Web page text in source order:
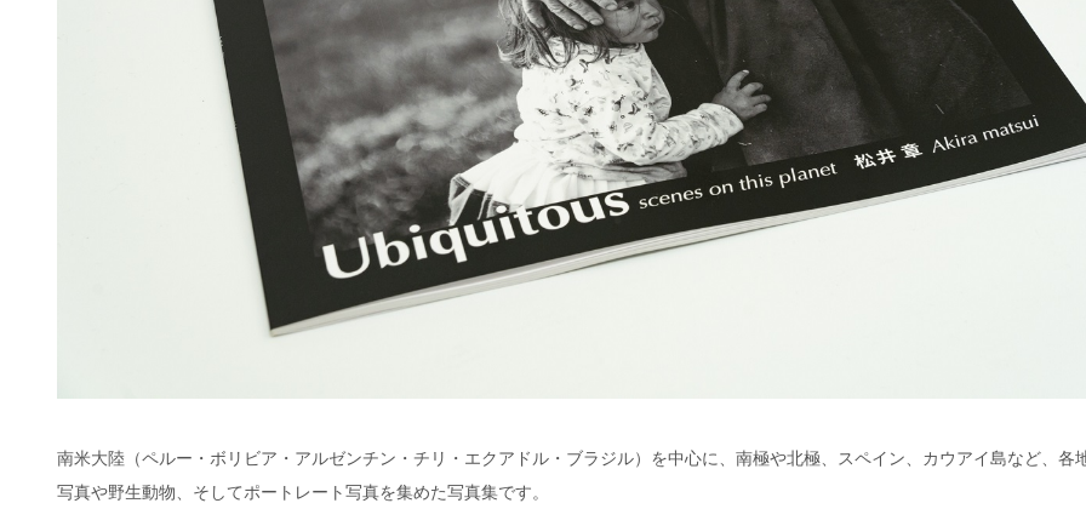
南米大陸（ペルー・ボリビア・アルゼンチン・チリ・エクアドル・ブラジル）を中心に、南極や北極、スペイン、カウアイ島など、各
写真や野生動物、そしてポートレート写真を集めた写真集です。